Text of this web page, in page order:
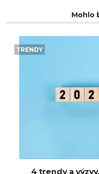
Mohlo
TRENDY
4 trendy a